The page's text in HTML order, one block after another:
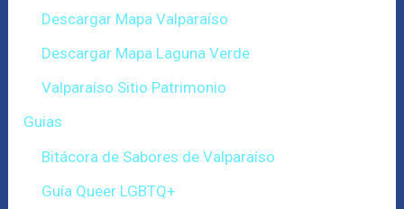
Descargar Mapa Valparaíso
Descargar Mapa Laguna Verde
Valparaíso Sitio Patrimonio
Guias
Bitácora de Sabores de Valparaíso
Guía Queer LGBTQ+